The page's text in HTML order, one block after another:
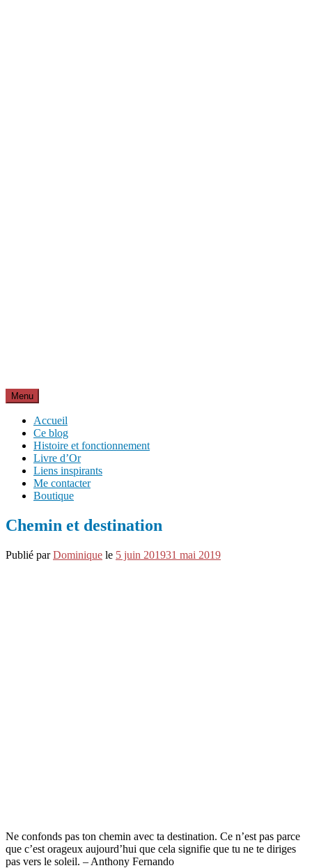
Menu
Accueil
Ce blog
Histoire et fonctionnement
Livre d’Or
Liens inspirants
Me contacter
Boutique
Chemin et destination
Publié parDominique le 5 juin 201931 mai 2019
Ne confonds pas ton chemin avec ta destination. Ce n’est pas parce
que c’est orageux aujourd’hui que cela signifie que tu ne te diriges
pas vers le soleil. – Anthony Fernando